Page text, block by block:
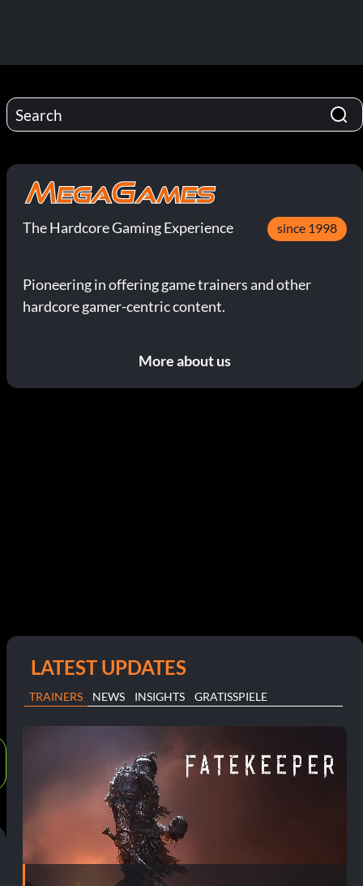
The Hardcore Gaming Experience since 1998
Pioneering in offering game trainers and other
hardcore gamer-centric content.
More about us
LATEST UPDATES
TRAINERS NEWS INSIGHTS GRATISSPIELE